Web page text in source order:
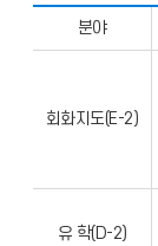
인
기
분야
회화지도(E-2)
유 학(D-2)